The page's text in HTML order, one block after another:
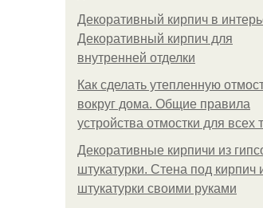
Декоративный кирпич в
Декоративный кирпич для
внутренней отделки
Как сделать утепленную
вокруг дома. Общие правила
устройства отмостки для всех
Декоративные кирпичи из
штукатурки. Стена под кирпич
штукатурки своими руками